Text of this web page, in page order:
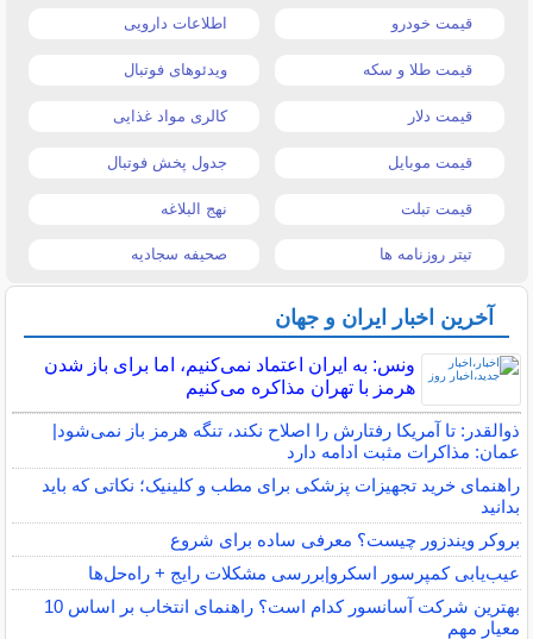
قیمت خودرو اطلاعات دارویی
قیمت طلا و سکه ویدئوهای فوتبال
قیمت دلار کالری مواد غذایی
قیمت موبایل جدول پخش فوتبال
قیمت تبلت نهج البلاغه
تیتر روزنامه ها صحیفه سجادیه
آخرین اخبار ایران و جهان
ونس: به ایران اعتماد نمی‌کنیم، اما برای باز شدن
هرمز با تهران مذاکره می‌کنیم
ذوالقدر: تا آمریکا رفتارش را اصلاح نکند، تنگه هرمز باز نمی‌شود|
عمان: مذاکرات مثبت ادامه دارد
راهنمای خرید تجهیزات پزشکی برای مطب و کلینیک؛ نکاتی که باید
بدانید
بروکر ویندزور چیست؟ معرفی ساده برای شروع
عیب‌یابی کمپرسور اسکرو|بررسی مشکلات رایج + راه‌حل‌ها
بهترین شرکت آسانسور کدام است؟ راهنمای انتخاب بر اساس 10
معیار مهم